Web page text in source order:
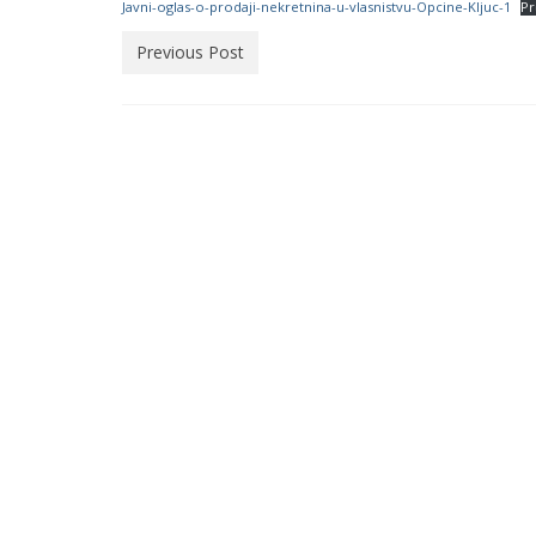
Javni-oglas-o-prodaji-nekretnina-u-vlasnistvu-Opcine-Kljuc-1
Previous Post